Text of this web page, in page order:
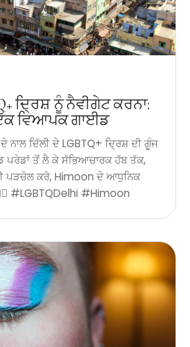
ਦ੍ਰਿਸ਼ ਨੂੰ ਨੈਵੀਗੇਟ ਕਰਨਾ:
ਵਿਆਪਕ ਗਾਈਡ
ਨਾਲ ਦਿੱਲੀ ਦੇ LGBTQ+ ਦ੍ਰਿਸ਼ ਦੀ ਗੂੰਜ
ਪਰੇਡਾਂ ਤੋਂ ਲੈ ਕੇ ਸੱਭਿਆਚਾਰਕ ਹੱਬ ਤੱਕ,
ਪੜਚੋਲ ਕਰੋ, Himoon ਦੇ ਆਧੁਨਿਕ
#LGBTQDelhi #Himoon